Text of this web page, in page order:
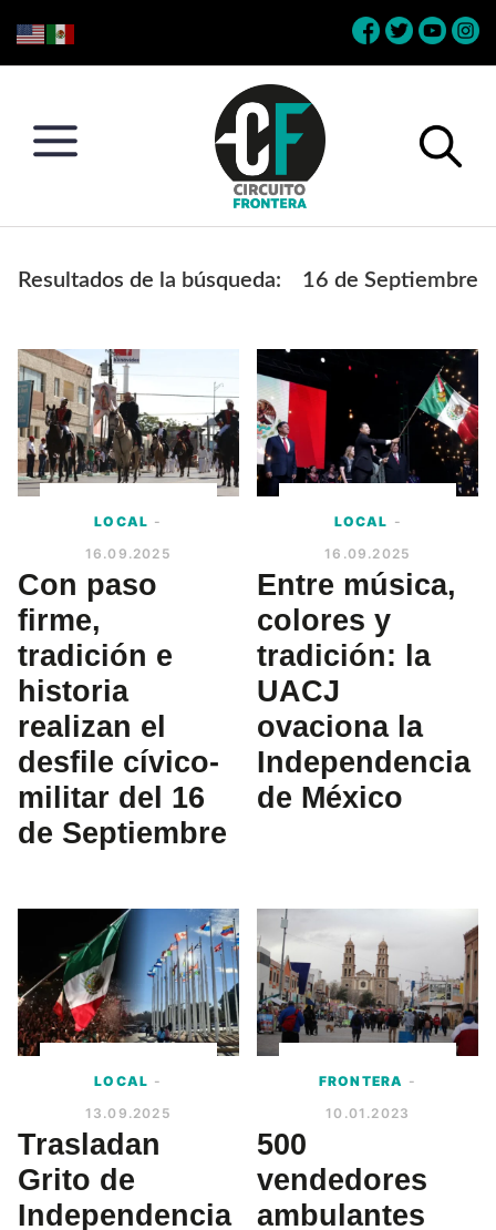
to
to
to
to
Conéctate
la
Resultados de la búsqueda: 16 de Septiembre
LOCAL -
16.09.2025
Con paso
firme,
tradición e
historia
realizan el
desfile cívico-
militar del 16
de Septiembre
LOCAL -
16.09.2025
Entre música,
colores y
tradición: la
UACJ
ovaciona la
Independencia
de México
LOCAL -
13.09.2025
Trasladan
Grito de
Independencia
FRONTERA -
10.01.2023
500
vendedores
ambulantes